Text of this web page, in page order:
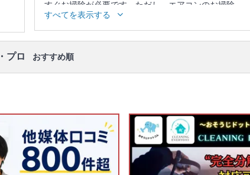
すぐお掃除が必要です。ただし、エアコンのお掃除
はフィルターをキレイにして終わりではありませ
ない、エアコンの奥に溜まった汚れまで、徹底的に
プロにエアコンクリーニングを依頼するのがおすす
めです。たくさんのエアコンクリーニングのプロの
中から、あなたの条件にあったプロに出会ってくだ
さい。口コミ・写真・日程・料金からあなたにあっ
たプロがきっと見つかります。
▼表示価格に含まれるエアコンクリーニングの作業
すべてを表示する
プロ おすすめ順